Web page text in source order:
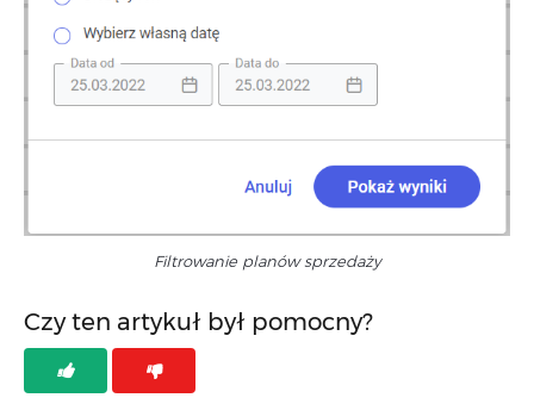
Filtrowanie planów sprzedaży
Czy ten artykuł był pomocny?